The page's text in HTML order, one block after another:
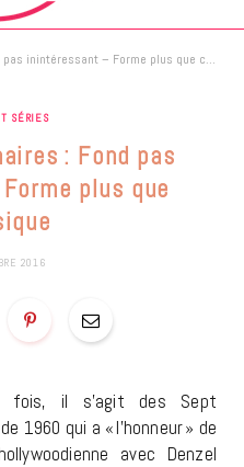
Les Sept Mercenaires : Fond pas inintéressant – Forme plus que classique
SÉRIES
: Fond pas
plus que
2016
fois, il s’agit des Sept
1960 qui a « l’honneur » de
avec Denzel